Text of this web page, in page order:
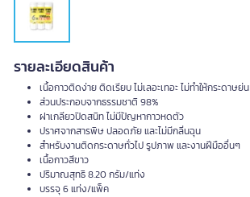
รายละเอียดสินค้า
เนื้อกาวติดง่าย ติดเรียบ ไม่เลอะเทอะ ไม่ทำให้กระดาษย่น
ส่วนประกอบจากธรรมชาติ 98%
ฝาเกลียวปิดสนิท ไม่มีปัญหากาวหดตัว
ปราศจากสารพิษ ปลอดภัย และไม่มีกลิ่นฉุน
สำหรับงานติดกระดาษทั่วไป รูปภาพ และงานฝีมืออื่นๆ
เนื้อกาวสีขาว
ปริมาณสุทธิ 8.20 กรัม/แท่ง
บรรจุ 6 แท่ง/แพ็ค